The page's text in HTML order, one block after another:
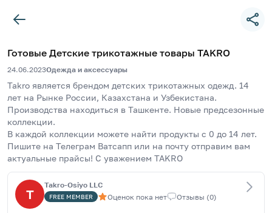
Готовые Детские трикотажные товары TAKRO
24.06.2023Одежда и аксессуары
Takro является брендом детских трикотажных одежд. 14
лет на Рынке России, Казахстана и Узбекистана.
Производства находиться в Ташкенте. Новые предсезонные
коллекции.
В каждой коллекции можете найти продукты с 0 до 14 лет.
Пишите на Телеграм Ватсапп или на почту отправим вам
актуальные прайсы! С уважением TAKRO
T
Takro-Osiyo LLC
FREE MEMBER Оценок пока нет Отзывы (0)